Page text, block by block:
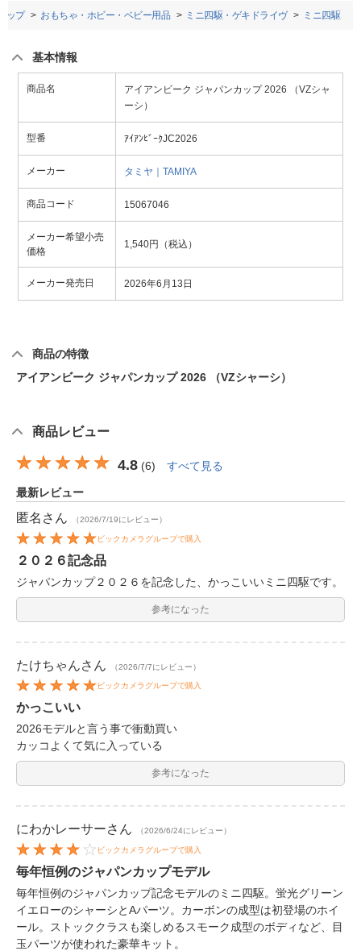
ップ おもちゃ・ホビー・ベビー用品 ミニ四駆・ゲキドライヴ ミニ四駆
基本情報
商品名
アイアンビーク ジャパンカップ 2026 （VZシャ
ーシ）
型番 ｱｲｱﾝﾋﾞｰｸJC2026
メーカー タミヤ｜TAMIYA
商品コード 15067046
メーカー希望小売
価格
1,540円（税込）
メーカー発売日 2026年6月13日
商品の特徴
アイアンビーク ジャパンカップ 2026 （VZシャーシ）
商品レビュー
4.8 (6) すべて見る
最新レビュー
匿名 さん （2026/7/19にレビュー）
ビックカメラグループで購入
２０２６記念品
ジャパンカップ２０２６を記念した、かっこいいミニ四駆です。
参考になった
たけちゃんさん （2026/7/7にレビュー）
ビックカメラグループで購入
かっこいい
2026モデルと言う事で衝動買い
カッコよくて気に入っている
参考になった
にわかレーサーさん （2026/6/24にレビュー）
ビックカメラグループで購入
毎年恒例のジャパンカップモデル
毎年恒例のジャパンカップ記念モデルのミニ四駆。蛍光グリーン
イエローのシャーシとAパーツ。カーボンの成型は初登場のホイ
ール。ストッククラスも楽しめるスモーク成型のボディなど、目
玉パーツが使われた豪華キット。